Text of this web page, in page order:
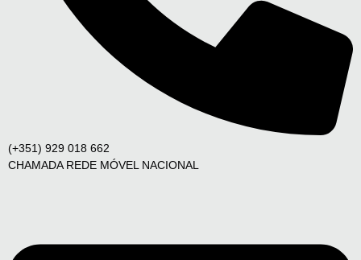
(+351) 929 018 662
CHAMADA REDE MÓVEL NACIONAL